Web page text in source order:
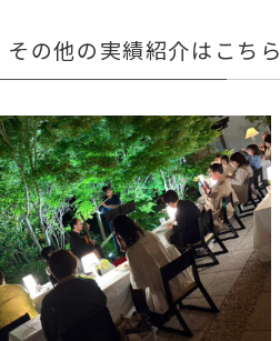
その他の実績紹介はこちら